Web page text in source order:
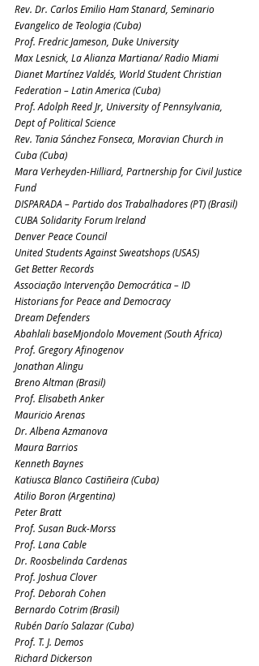
Rev. Dr. Carlos Emilio Ham Stanard, Seminario
Evangelico de Teologia (Cuba)
Prof. Fredric Jameson, Duke University
Max Lesnick, La Alianza Martiana/ Radio Miami
Dianet Martínez Valdés, World Student Christian
Federation – Latin America (Cuba)
Prof. Adolph Reed Jr, University of Pennsylvania,
Dept of Political Science
Rev. Tania Sánchez Fonseca, Moravian Church in
Cuba (Cuba)
Mara Verheyden-Hilliard, Partnership for Civil Justice
Fund
DISPARADA – Partido dos Trabalhadores (PT) (Brasil)
CUBA Solidarity Forum Ireland
Denver Peace Council
United Students Against Sweatshops (USAS)
Get Better Records
Associação Intervenção Democrática – ID
Historians for Peace and Democracy
Dream Defenders
Abahlali baseMjondolo Movement (South Africa)
Prof. Gregory Afinogenov
Jonathan Alingu
Breno Altman (Brasil)
Prof. Elisabeth Anker
Mauricio Arenas
Dr. Albena Azmanova
Maura Barrios
Kenneth Baynes
Katiusca Blanco Castiñeira (Cuba)
Atilio Boron (Argentina)
Peter Bratt
Prof. Susan Buck-Morss
Prof. Lana Cable
Dr. Roosbelinda Cardenas
Prof. Joshua Clover
Prof. Deborah Cohen
Bernardo Cotrim (Brasil)
Rubén Darío Salazar (Cuba)
Prof. T. J. Demos
Richard Dickerson